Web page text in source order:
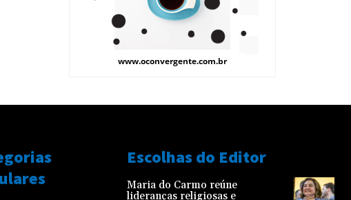
Escolhas do Editor
Maria do Carmo reúne
lideranças religiosas e